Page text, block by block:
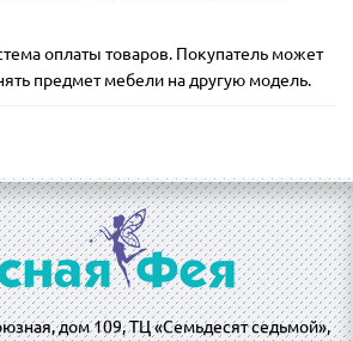
оплаты товаров. Покупатель может
предмет мебели на другую модель.
дом 109, ТЦ «Семьдесят седьмой»,